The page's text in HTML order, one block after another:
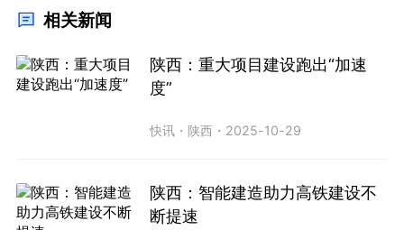
相关新闻
陕西：重大项目建设跑出“加速
度”
快讯 ・ 陕西 ・ 2025-10-29
陕西：智能建造助力高铁建设不
断提速